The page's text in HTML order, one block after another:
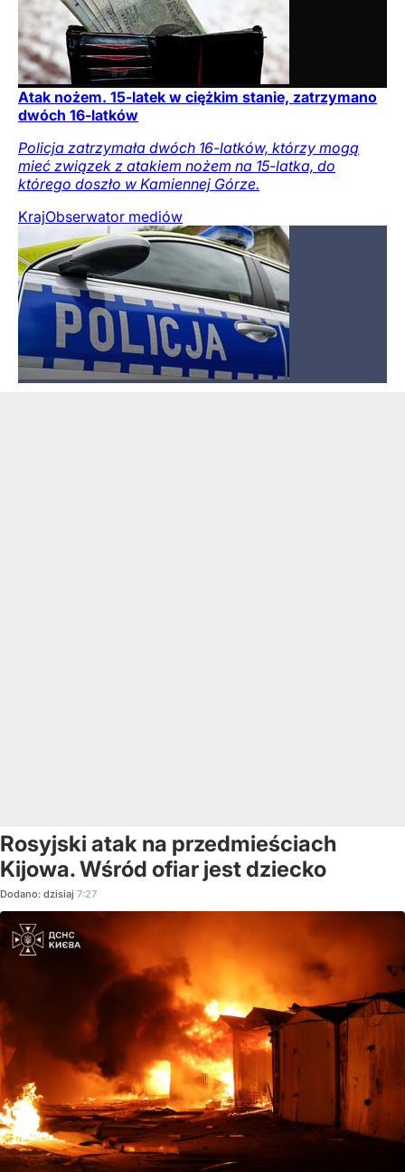
Atak nożem. 15-latek w ciężkim stanie, zatrzymano
dwóch 16-latków
Policja zatrzymała dwóch 16-latków, którzy mogą
mieć związek z atakiem nożem na 15-latka, do
którego doszło w Kamiennej Górze.
KrajObserwator mediów
Rosyjski atak na przedmieściach
Kijowa. Wśród ofiar jest dziecko
Dodano: dzisiaj 7:27